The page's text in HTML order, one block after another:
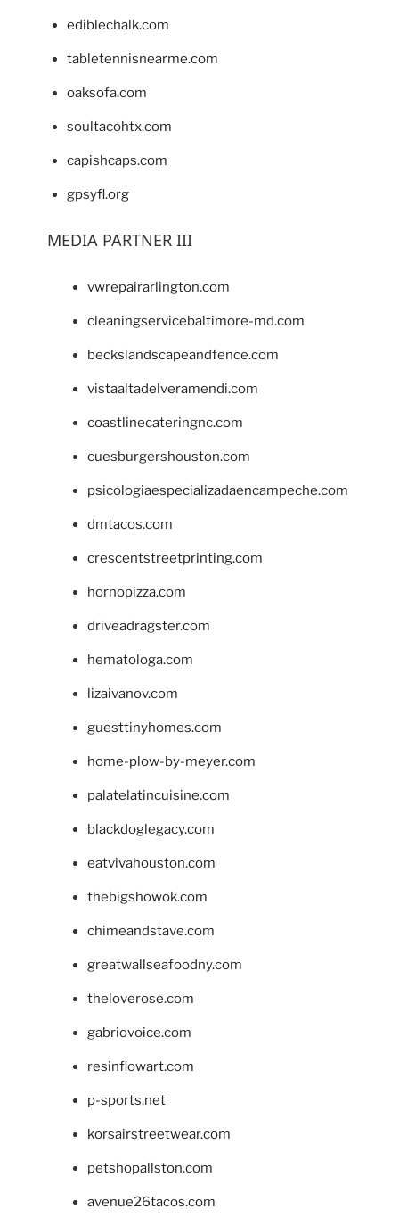
ediblechalk.com
tabletennisnearme.com
oaksofa.com
soultacohtx.com
capishcaps.com
gpsyfl.org
MEDIA PARTNER III
vwrepairarlington.com
cleaningservicebaltimore-md.com
beckslandscapeandfence.com
vistaaltadelveramendi.com
coastlinecateringnc.com
cuesburgershouston.com
psicologiaespecializadaencampeche.com
dmtacos.com
crescentstreetprinting.com
hornopizza.com
driveadragster.com
hematologa.com
lizaivanov.com
guesttinyhomes.com
home-plow-by-meyer.com
palatelatincuisine.com
blackdoglegacy.com
eatvivahouston.com
thebigshowok.com
chimeandstave.com
greatwallseafoodny.com
theloverose.com
gabriovoice.com
resinflowart.com
p-sports.net
korsairstreetwear.com
petshopallston.com
avenue26tacos.com